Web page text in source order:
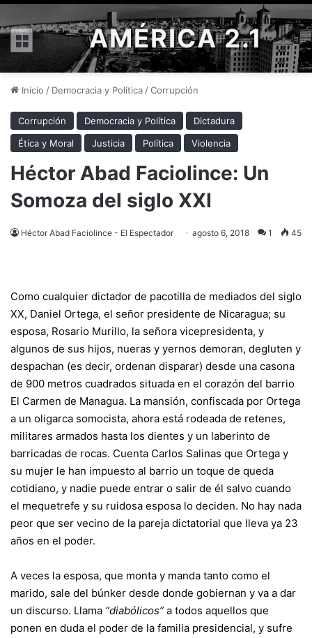
Menú AMÉRICA 2.1
Inicio / Democracia y Política /Corrupción
Corrupción Democracia y Política
Dictadura
Ética y Moral
Justicia Política Violencia
Héctor Abad Faciolince: Un
Somoza del siglo XXI
Héctor Abad Faciolince - El Espectador agosto 6, 2018 1 45
Como cualquier dictador de pacotilla de mediados del siglo
XX, Daniel Ortega, el señor presidente de Nicaragua; su
esposa, Rosario Murillo, la señora vicepresidenta, y
algunos de sus hijos, nueras y yernos demoran, degluten y
despachan (es decir, ordenan disparar) desde una casona
de 900 metros cuadrados situada en el corazón del barrio
El Carmen de Managua. La mansión, confiscada por Ortega
a un oligarca somocista, ahora está rodeada de retenes,
militares armados hasta los dientes y un laberinto de
barricadas de rocas. Cuenta Carlos Salinas que Ortega y
su mujer le han impuesto al barrio un toque de queda
cotidiano, y nadie puede entrar o salir de él salvo cuando
el mequetrefe y su ruidosa esposa lo deciden. No hay nada
peor que ser vecino de la pareja dictatorial que lleva ya 23
años en el poder.
A veces la esposa, que monta y manda tanto como el
marido, sale del búnker desde donde gobiernan y va a dar
un discurso. Llama “diabólicos” a todos aquellos que
ponen en duda el poder de la familia presidencial, y sufre